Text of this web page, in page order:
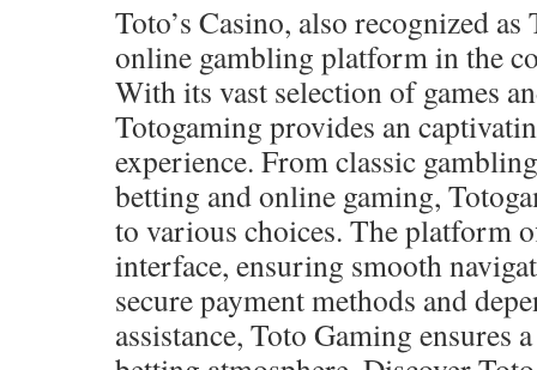
Toto’s Casino, also recognized
online gambling platform in the
With its vast selection of games
Totogaming provides an
experience. From classic
betting and online gaming,
to various choices. The platform
interface, ensuring smooth
secure payment methods and
assistance, Toto Gaming ensures